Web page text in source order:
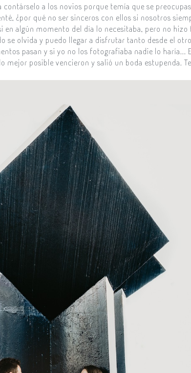
a los novios porque temía que se
¿por qué no ser sinceros con ellos si nosotros
algún momento del día lo necesitaba, pero no
se olvida y puedo llegar a disfrutar tanto desde el
pasan y si yo no los fotografiaba nadie lo haría...
mejor posible vencieron y salió un boda estupenda.